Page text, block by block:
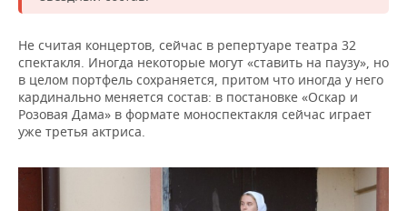
Не считая концертов, сейчас в репертуаре театра 32
спектакля. Иногда некоторые могут «ставить на паузу», но
в целом портфель сохраняется, притом что иногда у него
кардинально меняется состав: в постановке «Оскар и
Розовая Дама» в формате моноспектакля сейчас играет
уже третья актриса.